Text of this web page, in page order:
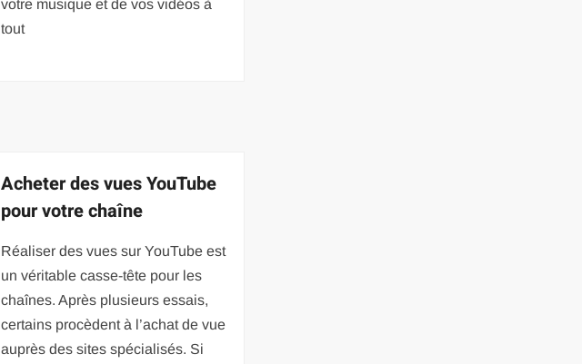
votre musique et de vos vidéos à
tout
Acheter des vues YouTube
pour votre chaîne
Réaliser des vues sur YouTube est
un véritable casse-tête pour les
chaînes. Après plusieurs essais,
certains procèdent à l’achat de vue
auprès des sites spécialisés. Si